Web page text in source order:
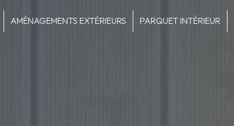
AMÉNAGEMENTS EXTÉRIEURS PARQUET INTÉRIEUR